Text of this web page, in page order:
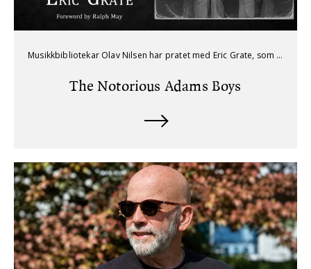
Musikkbibliotekar Olav Nilsen har pratet med Eric Grate, som har skrevet boken om The Notorious Adams Boys: The True Story of Country Music’s Original Band of Brothers.
The Notorious Adams Boys